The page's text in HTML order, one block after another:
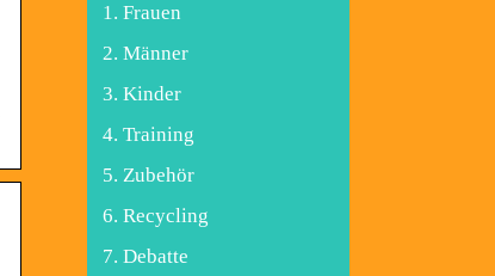
Frauen
Männer
Kinder
Training
Zubehör
Recycling
Debatte